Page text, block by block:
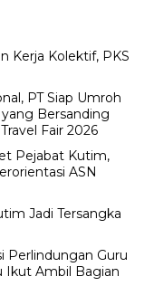
Kerja Kolektif, PKS
PT Siap Umroh
yang Bersanding
Fair 2026
Pejabat Kutim,
ASN
Jadi Tersangka
Perlindungan Guru
Ikut Ambil Bagian